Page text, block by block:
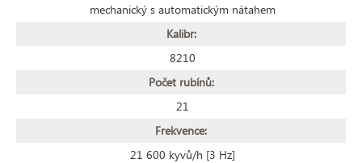
mechanický s automatickým nátahem
Kalibr:
8210
Počet rubínů:
21
Frekvence:
21 600 kyvů/h [3 Hz]